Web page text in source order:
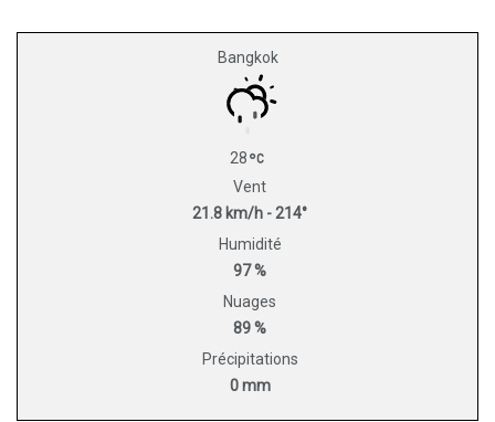
Bangkok
28
Vent
21.8 km/h - 214°
Humidité
97 %
Nuages
89 %
Précipitations
0 mm